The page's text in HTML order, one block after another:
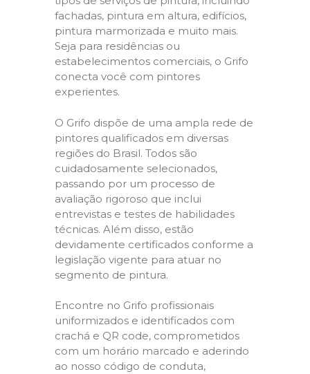
fachadas, pintura em altura, edifícios,
pintura marmorizada e muito mais.
Seja para residências ou
estabelecimentos comerciais, o Grifo
conecta você com pintores
experientes.
O Grifo dispõe de uma ampla rede de
pintores qualificados em diversas
regiões do Brasil. Todos são
cuidadosamente selecionados,
passando por um processo de
avaliação rigoroso que inclui
entrevistas e testes de habilidades
técnicas. Além disso, estão
devidamente certificados conforme a
legislação vigente para atuar no
segmento de pintura.
Encontre no Grifo profissionais
uniformizados e identificados com
crachá e QR code, comprometidos
com um horário marcado e aderindo
ao nosso código de conduta,